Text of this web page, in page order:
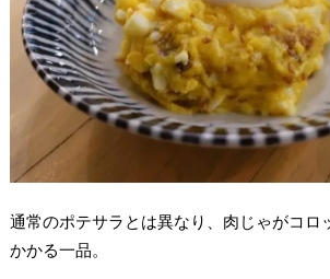
通常のポテサラとは異なり、肉じゃがコロ
かかる一品。